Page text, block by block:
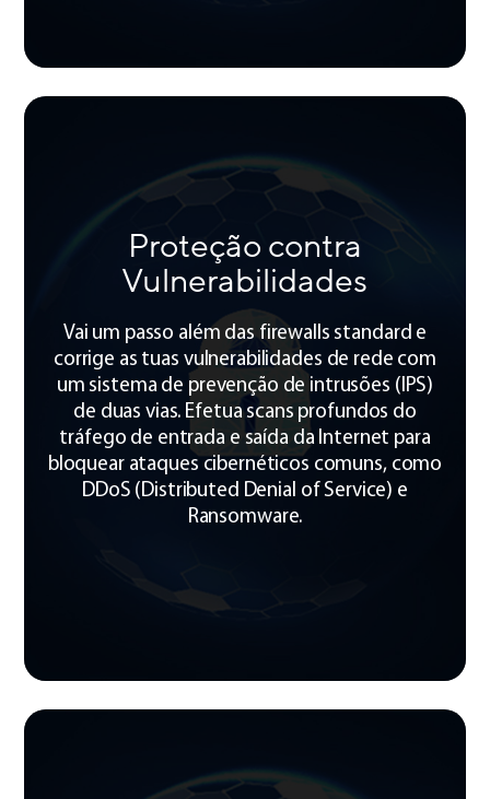
Proteção contra
Vulnerabilidades
Vai um passo além das firewalls standard e
corrige as tuas vulnerabilidades de rede com
um sistema de prevenção de intrusões (IPS)
de duas vias. Efetua scans profundos do
tráfego de entrada e saída da Internet para
bloquear ataques cibernéticos comuns, como
DDoS (Distributed Denial of Service) e
Ransomware.